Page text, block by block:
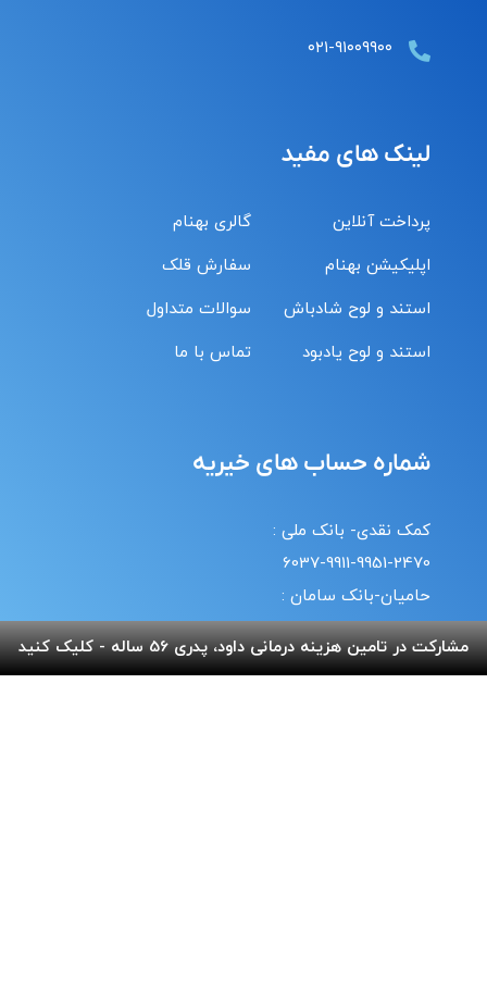
۰۲۱-۹۱۰۰۹۹۰۰
لینک های مفید
پرداخت آنلاین
اپلیکیشن بهنام
استند و لوح شادباش
استند و لوح یادبود
گالری بهنام
سفارش قلک
سوالات متداول
تماس با ما
شماره حساب های خیریه
کمک نقدی- بانک ملی :
6037-9911-9951-2470
حامیان-بانک سامان :
6219-8610-0893-5396
حمایت با تلفن همراه :
مشارکت در تامین هزینه درمانی داود، پدری 56 ساله - کلیک کنید